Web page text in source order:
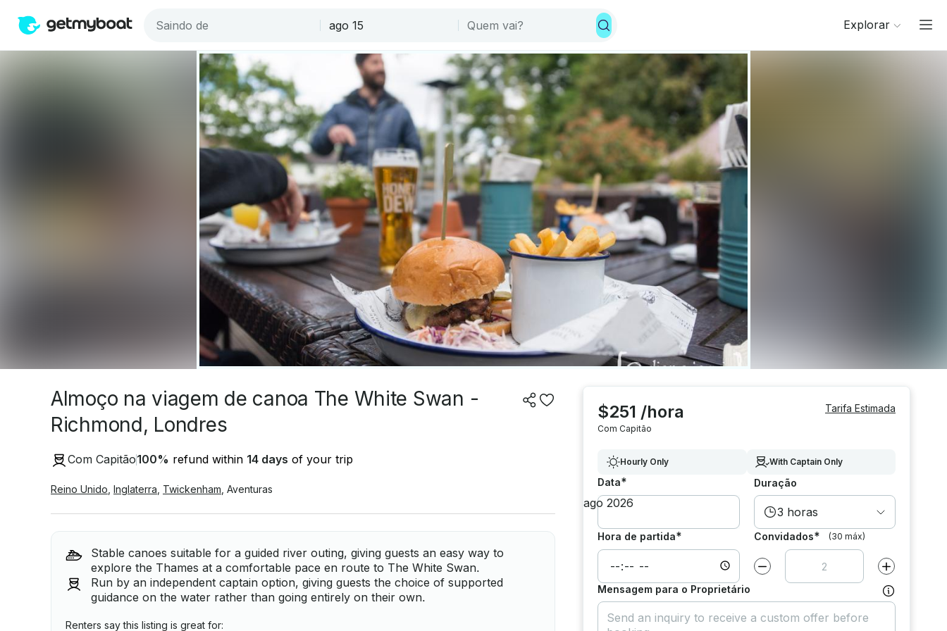
Explorar
Almoço na viagem de canoa The White Swan -
Richmond, Londres
Com Capitão100% refund within 14 days of your trip
Reino Unido Inglaterra Twickenham Aventuras
Stable canoes suitable for a guided river outing, giving guests an easy way to
explore the Thames at a comfortable pace en route to The White Swan.
Run by an independent captain option, giving guests the choice of supported
guidance on the water rather than going entirely on their own.
Renters say this listing is great for:
$251 /hora
Com Capitão
Tarifa Estimada
Hourly Only With Captain Only
Data* Duração
3 horas
Hora de partida* Convidados* (30 máx)
Diminuir valor por Aumentar
Mensagem para o Proprietário